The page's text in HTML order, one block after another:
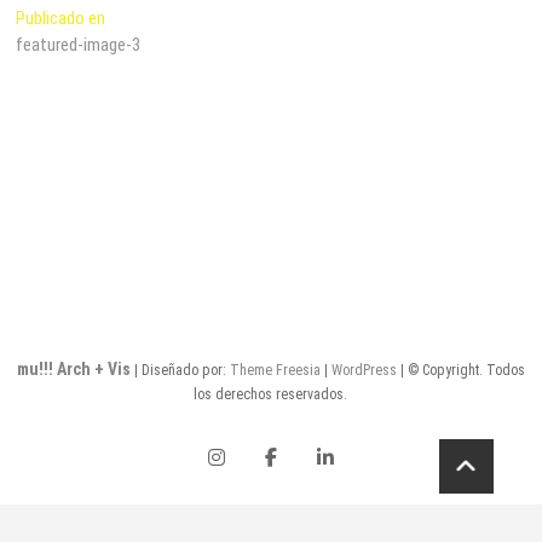
Navegación
de
Publicado en
featured-image-3
mu!!! Arch + Vis | Diseñado por: Theme Freesia WordPress | © Copyright. Todos
los derechos reservados.
instagram
facebooklinkedin